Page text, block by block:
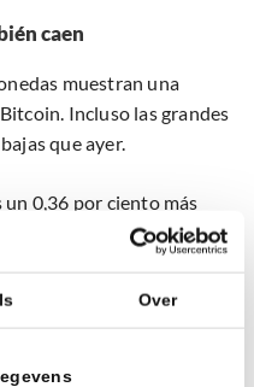
Over
caen
muestran una
Incluso las grandes
que ayer.
un 0,36 por ciento más
ciento y Solana un 1,15
moneda más grande,